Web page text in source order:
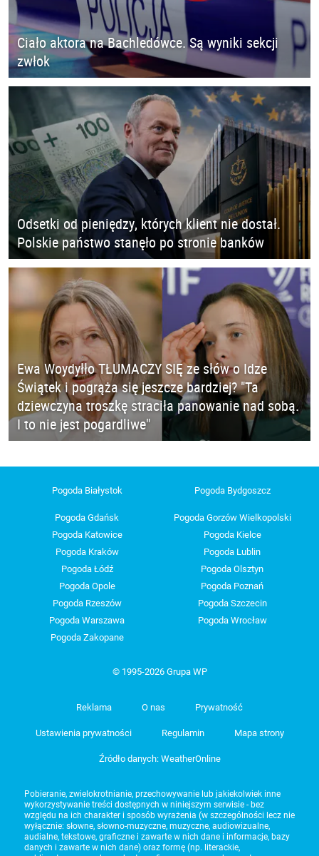
Ciało aktora na Bachledówce. Są wyniki sekcji
zwłok
Odsetki od pieniędzy, których klient nie dostał.
Polskie państwo stanęło po stronie banków
Ewa Woydyłło TŁUMACZY SIĘ ze słów o Idze
Świątek i pogrąża się jeszcze bardziej? "Ta
dziewczyna troszkę straciła panowanie nad sobą.
I to nie jest pogardliwe"
Pogoda Białystok Pogoda Bydgoszcz
Pogoda Gdańsk
Pogoda Gorzów Wielkopolski
Pogoda Katowice
Pogoda Kielce
Pogoda Kraków
Pogoda Lublin
Pogoda Łódź
Pogoda Olsztyn
Pogoda Opole
Pogoda Poznań
Pogoda Rzeszów
Pogoda Szczecin
Pogoda Warszawa
Pogoda Wrocław
Pogoda Zakopane
© 1995-2026 Grupa WP
Reklama O nas Prywatność
Ustawienia prywatności Regulamin Mapa strony
Źródło danych: WeatherOnline
Pobieranie, zwielokrotnianie, przechowywanie lub jakiekolwiek inne
wykorzystywanie treści dostępnych w niniejszym serwisie - bez
względu na ich charakter i sposób wyrażenia (w szczególności lecz nie
wyłącznie: słowne, słowno-muzyczne, muzyczne, audiowizualne,
audialne, tekstowe, graficzne i zawarte w nich dane i informacje, bazy
danych i zawarte w nich dane) oraz formę (np. literackie,